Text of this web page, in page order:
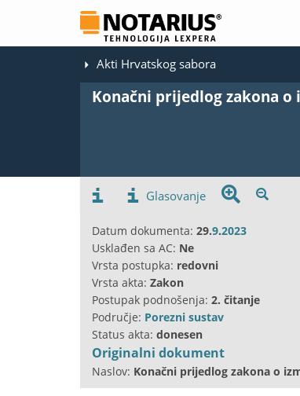
Akti Hrvatskog sabora
Konačni prijedlog zakona
Glasovanje
Datum dokumenta: 29.9.2023
Usklađen sa AC: Ne
Vrsta postupka: redovni
Vrsta akta: Zakon
Postupak podnošenja: 2. čitanje
Područje: Porezni sustav
Status akta: donesen
Originalni dokument
Naslov: Konačni prijedlog zakona o